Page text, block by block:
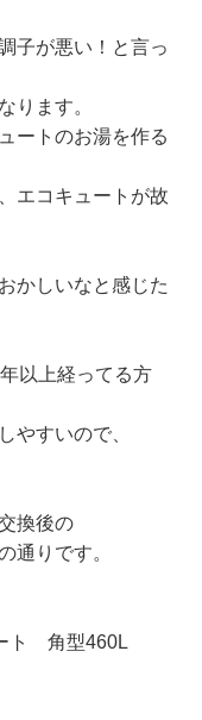
子が悪い！と言っ
ります。
ートのお湯を作る
エコキュートが故
かしいなと感じた
以上経ってる方
やすいので、
換後の
通りです。
ト 角型460L